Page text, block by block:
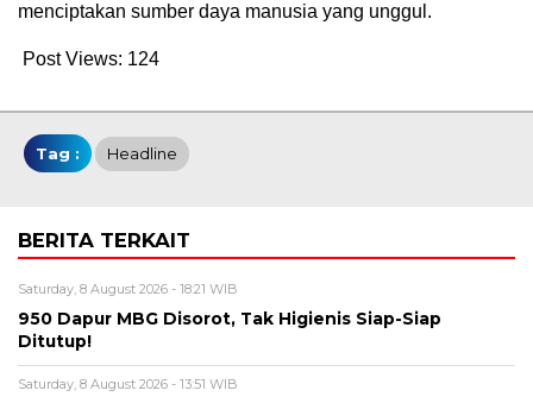
menciptakan sumber daya manusia yang unggul.
Post Views: 124
Tag : Headline
BERITA TERKAIT
Saturday, 8 August 2026 - 18:21 WIB
950 Dapur MBG Disorot, Tak Higienis Siap-Siap
Ditutup!
Saturday, 8 August 2026 - 13:51 WIB